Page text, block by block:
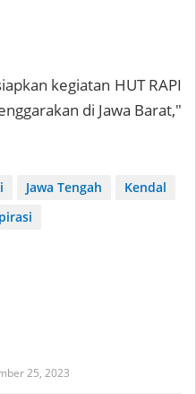
kegiatan HUT RAPI
di Jawa Barat,"
Jawa Tengah
Kendal
25, 2023